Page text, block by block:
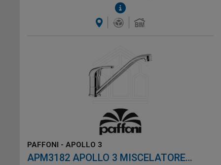
PAFFONI - APOLLO 3
APM3182 APOLLO 3 MISCELATORE